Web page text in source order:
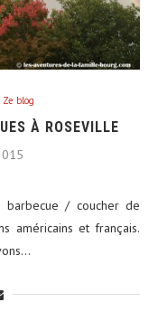
Ze blog
À ROSEVILLE
barbecue / coucher de
américains et français.